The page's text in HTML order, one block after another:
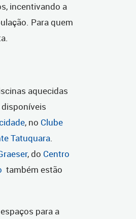
incentivando a
Para quem
aquecidas
, no Clube
Tatuquara.
, do Centro
também estão
para a